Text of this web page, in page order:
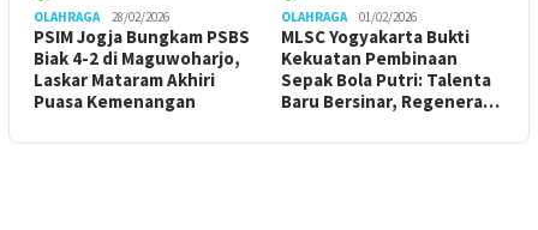
OLAHRAGA 28/02/2026
PSIM Jogja Bungkam PSBS
Biak 4-2 di Maguwoharjo,
Laskar Mataram Akhiri
Puasa Kemenangan
OLAHRAGA 01/02/2026
MLSC Yogyakarta Bukti
Kekuatan Pembinaan
Sepak Bola Putri: Talenta
Baru Bersinar, Regenera…